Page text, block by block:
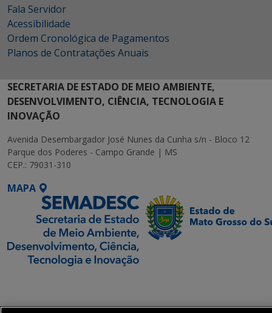
Fala Servidor
Acessibilidade
Ordem Cronológica de Pagamentos
Planos de Contratações Anuais
SECRETARIA DE ESTADO DE MEIO AMBIENTE,
DESENVOLVIMENTO, CIÊNCIA, TECNOLOGIA E
INOVAÇÃO
Avenida Desembargador José Nunes da Cunha s/n - Bloco 12
Parque dos Poderes - Campo Grande | MS
CEP.: 79031-310
MAPA